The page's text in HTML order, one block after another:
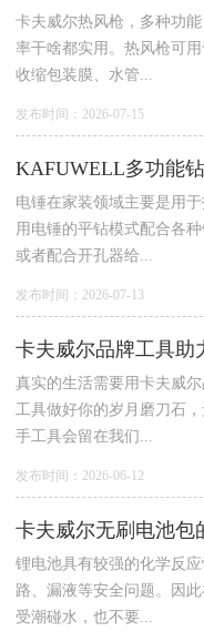
卡夫威尔热风枪，多种功
率干啥都实用。热风枪可
收缩包装膜、水管...
发布时间：2026-07-15
KAFUWELL多功能
电锤在家装领域主要是用
用电锤的平钻模式配合各
或者配合开孔器给...
发布时间：2026-07-13
卡夫威尔品牌工具助
真实的生活需要用卡夫威
工具做好你的岁月磨刀石
手工具会留在我们...
发布时间：2026-06-12
卡夫威尔无刷电池包
锂电池具有较强的化学反
路、漏液等安全问题。因
受潮碰水，也不要...